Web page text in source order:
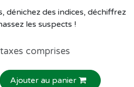
dénichez des indices, déchiffrez
les suspects !
comprises
Ajouter au panier